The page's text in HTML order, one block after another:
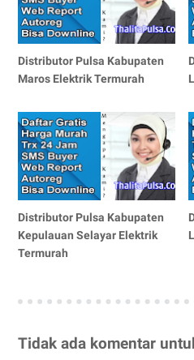
Distributor Pulsa Kabupaten
Maros Elektrik Termurah
Distributor Pulsa Kabupaten
Kepulauan Selayar Elektrik
Termurah
Tidak ada komentar